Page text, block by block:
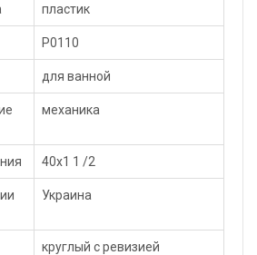
пластик
P0110
для ванной
механика
40x1 1 /2
Украина
круглый с ревизией